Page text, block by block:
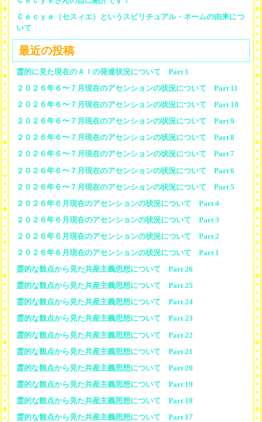
Ｃｅｃｙｅ（セスィエ）というスピリチュアル・ネームの由来につ
いて
最近の投稿
霊的に見た現在のＡＩの発達状況について Part 1
２０２６年６〜７月現在のアセンションの状況について Part 11
２０２６年６〜７月現在のアセンションの状況について Part 10
２０２６年６〜７月現在のアセンションの状況について Part 9
２０２６年６〜７月現在のアセンションの状況について Part 8
２０２６年６〜７月現在のアセンションの状況について Part 7
２０２６年６〜７月現在のアセンションの状況について Part 6
２０２６年６〜７月現在のアセンションの状況について Part 5
２０２６年６月現在のアセンションの状況について Part 4
２０２６年６月現在のアセンションの状況について Part 3
２０２６年６月現在のアセンションの状況について Part 2
２０２６年６月現在のアセンションの状況について Part 1
霊的な観点から見た共産主義思想について Part 26
霊的な観点から見た共産主義思想について Part 25
霊的な観点から見た共産主義思想について Part 24
霊的な観点から見た共産主義思想について Part 23
霊的な観点から見た共産主義思想について Part 22
霊的な観点から見た共産主義思想について Part 21
霊的な観点から見た共産主義思想について Part 20
霊的な観点から見た共産主義思想について Part 19
霊的な観点から見た共産主義思想について Part 18
霊的な観点から見た共産主義思想について Part 17